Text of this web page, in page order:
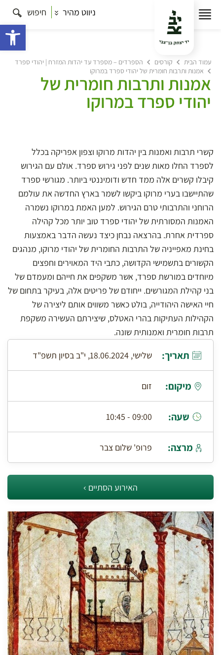
ניווט מהיר חיפוש
עמוד הבית קורסים
הספרדים – מספרד עד יהדות המזרח | יהודי ספרד
אמנות ותרבות חומרית של יהודי ספרד במרוקו
אמנות ותרבות חומרית של
יהודי ספרד במרוקו
קשרי תרבות ואמנות בין יהדות מרוקו וצפון אפריקה בכלל
לספרד החלו מאות שנים לפני גירוש ספרד. אולם עם הגירוש
קיבלו קשרים אלה ממד חדש ודומיננטי ביותר. מגורשי ספרד
שהתיישבו בערי מרוקו ביקשו לשמר בארץ החדשה את עולמם
הרוחני והתרבותי טרם הגירוש. למען האמת במרוקו נשמרה
האמנות המסורתית של יהודי ספרד טוב יותר מכל קהילה
ספרדית אחרת. בהרצאה נבחן כיצד נעשה הדבר באמצעות
בחינת מאפייניה של התרבות החומרית של יהודי מרוקו, מנהגים
הקשורים בתשמישי הקדושה, כתבי היד המאוירים וחפצים
מיוחדים במורשת ספרד, אשר משקפים את חייהם ומעמדם של
בני קהילת המגורשים. ייחודם של פריטים אלה, בעיקר בתחום של
חיי האישה היהודייה, בולט כאשר משווים אותם ליצירה של
הקהילות העתיקות בהרי האטלס, שיצירתם העשירה משקפת
תרבות חומרית ואמנותית שונה.
תאריך: שלישי, 18.06.2024, י"ב בסיון תשפ"ד
מיקום: זום
שעה: 09:00 - 10:45
מרצה: פרופ' שלום צבר
האירוע הסתיים